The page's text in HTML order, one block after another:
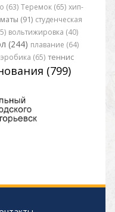
(63) Теремок (65) хип-
(91) студенческая
вольтижировка (40)
(244) плавание (64)
(65) теннис
(799)